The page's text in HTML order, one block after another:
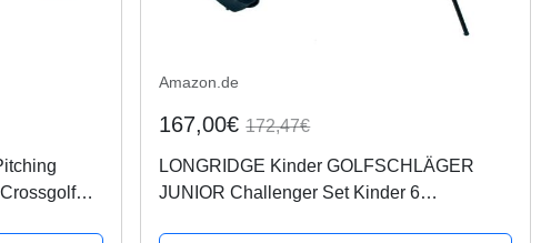
Amazon.de
167,00€172,47€
LONGRIDGE Kinder GOLFSCHLÄGER
JUNIOR Challenger Set Kinder 6